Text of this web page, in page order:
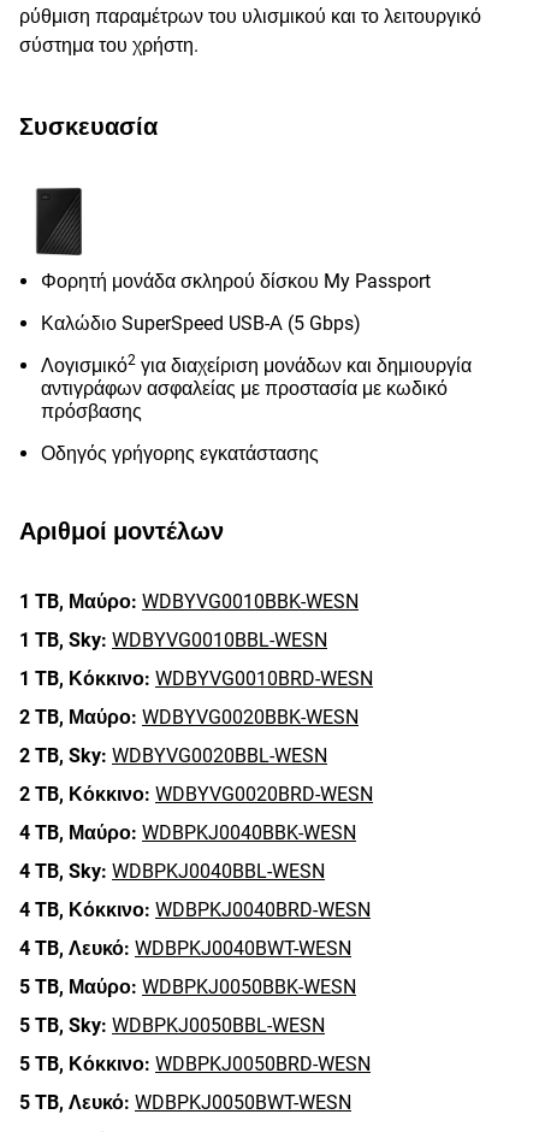
ρύθμιση παραμέτρων του υλισμικού και το λειτουργικό
σύστημα του χρήστη.
Συσκευασία
Φορητή μονάδα σκληρού δίσκου My Passport
Καλώδιο SuperSpeed USB-Α (5 Gbps)
Λογισμικό2 για διαχείριση μονάδων και δημιουργία
αντιγράφων ασφαλείας με προστασία με κωδικό
πρόσβασης
Οδηγός γρήγορης εγκατάστασης
Αριθμοί μοντέλων
1 TB, Μαύρο: WDBYVG0010BBK-WESN
1 TB, Sky: WDBYVG0010BBL-WESN
1 TB, Κόκκινο: WDBYVG0010BRD-WESN
2 TB, Μαύρο: WDBYVG0020BBK-WESN
2 TB, Sky: WDBYVG0020BBL-WESN
2 TB, Κόκκινο: WDBYVG0020BRD-WESN
4 TB, Μαύρο: WDBPKJ0040BBK-WESN
4 TB, Sky: WDBPKJ0040BBL-WESN
4 TB, Κόκκινο: WDBPKJ0040BRD-WESN
4 TB, Λευκό: WDBPKJ0040BWT-WESN
5 TB, Μαύρο: WDBPKJ0050BBK-WESN
5 TB, Sky: WDBPKJ0050BBL-WESN
5 TB, Κόκκινο: WDBPKJ0050BRD-WESN
5 TB, Λευκό: WDBPKJ0050BWT-WESN